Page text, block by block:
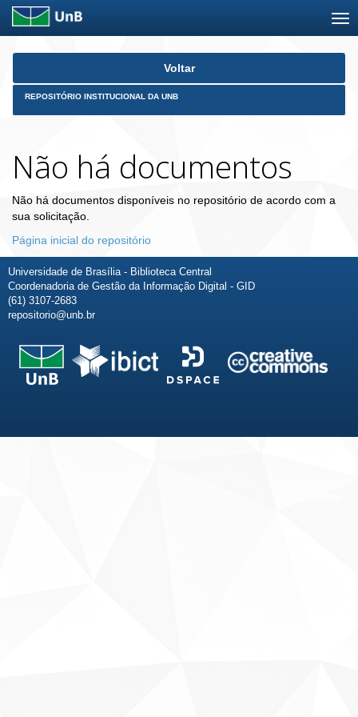
Skip
Voltar
REPOSITÓRIO INSTITUCIONAL DA UNB
Não há documentos
Não há documentos disponíveis no repositório de acordo com a
sua solicitação.
Página inicial do repositório
Universidade de Brasília - Biblioteca Central
Coordenadoria de Gestão da Informação Digital - GID
(61) 3107-2683
repositorio@unb.br